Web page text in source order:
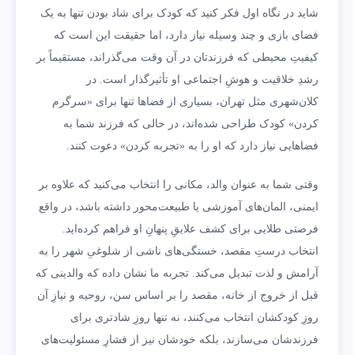
شاید در نگاه اول فکر کنید که کودک برای شاد بودن تنها به یک
فضای بازی و چند وسیله نیاز دارد، اما حقیقت این است که
کیفیتِ محیطی که فرزندتان در آن وقت می‌گذراند، مستقیماً بر
رشدِ خلاقیت و هوشِ اجتماعی او تأثیرگذار است. در
کلان‌شهری مثل تهران، بسیاری از فضاها تنها برای «سرگرم
کردن» کودک طراحی شده‌اند، در حالی که فرزند شما به
فضاهایی نیاز دارد که او را به «تجربه کردن» دعوت کنند.
وقتی شما به عنوان والد، مکانی را انتخاب می‌کنید که علاوه بر
ایمنی، المان‌های آموزشی یا طبیعت‌محور داشته باشد، در واقع
فرصتی طلایی برای کشف علایقِ پنهانِ او فراهم کرده‌اید.
انتخاب درستِ مقصد، خستگی‌های ناشی از شلوغیِ شهر را به
آرامش و لذت تبدیل می‌کند. تجربه ما نشان داده که والدینی که
قبل از خروج از خانه، مقصد را بر اساس سن، روحیه و نیازِ آن
روزِ کودکشان انتخاب می‌کنند، نه تنها روزِ شادتری برای
فرزندشان می‌سازند، بلکه خودشان نیز از فشارِ مسئولیت‌های